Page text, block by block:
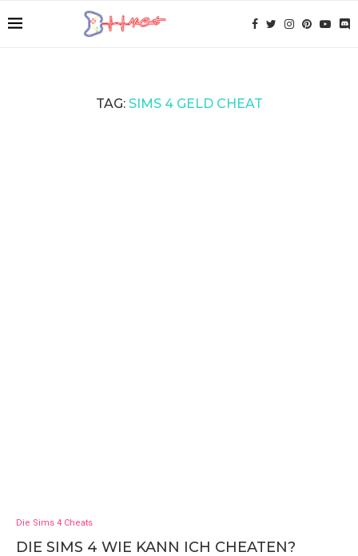
TAG: SIMS 4 GELD CHEAT
Die Sims 4 Cheats
DIE SIMS 4 WIE KANN ICH CHEATEN?